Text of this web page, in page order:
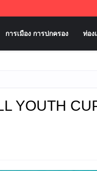
การเมือง การปกครอง ท่อง
YOUTH